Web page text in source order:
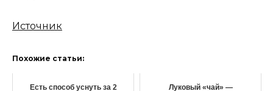
Источник
Похожие статьи:
Есть способ уснуть за 2
Луковый «чай» —